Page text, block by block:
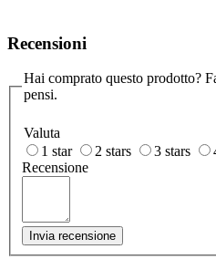
Recensioni
Hai comprato questo prodotto?
pensi.
Valuta
1 star
2 stars 3 stars
Recensione
Invia recensione